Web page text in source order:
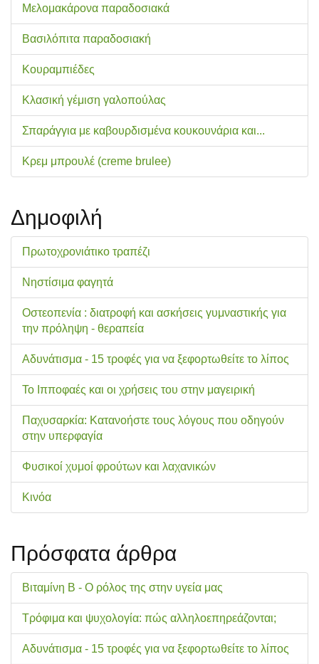
Μελομακάρονα παραδοσιακά
Βασιλόπιτα παραδοσιακή
Κουραμπιέδες
Κλασική γέμιση γαλοπούλας
Σπαράγγια με καβουρδισμένα κουκουνάρια και...
Κρεμ μπρουλέ (creme brulee)
Δημοφιλή
Πρωτοχρονιάτικο τραπέζι
Νηστίσιμα φαγητά
Οστεοπενία : διατροφή και ασκήσεις γυμναστικής για
την πρόληψη - θεραπεία
Αδυνάτισμα - 15 τροφές για να ξεφορτωθείτε το λίπος
Το Ιπποφαές και οι χρήσεις του στην μαγειρική
Παχυσαρκία: Κατανοήστε τους λόγους που οδηγούν
στην υπερφαγία
Φυσικοί χυμοί φρούτων και λαχανικών
Κινόα
Πρόσφατα άρθρα
Βιταμίνη Β - Ο ρόλος της στην υγεία μας
Τρόφιμα και ψυχολογία: πώς αλληλοεπηρεάζονται;
Αδυνάτισμα - 15 τροφές για να ξεφορτωθείτε το λίπος